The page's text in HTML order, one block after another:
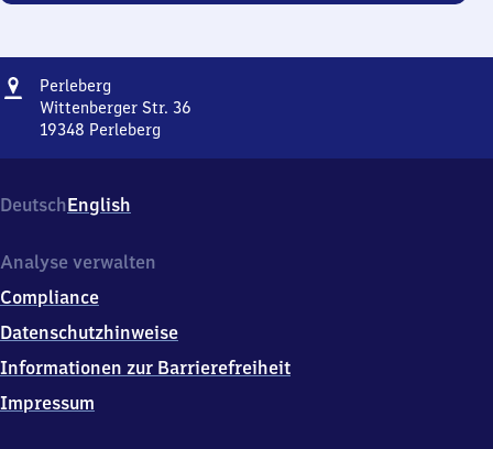
Adresse
Perleberg
Wittenberger Str. 36
19348 Perleberg
Str.
36,
9
4
8
DeutschEnglish
Analyse verwalten
Compliance
Datenschutzhinweise
Informationen zur Barrierefreiheit
Impressum